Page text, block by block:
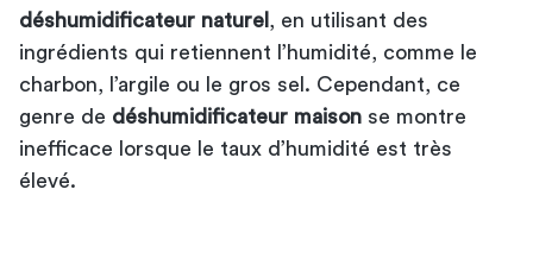
déshumidificateur naturel
, en utilisant des
ingrédients qui retiennent l’humidité, comme le
charbon, l’argile ou le gros sel. Cependant, ce
genre de déshumidificateur maison se montre
inefficace lorsque le taux d’humidité est très
élevé.